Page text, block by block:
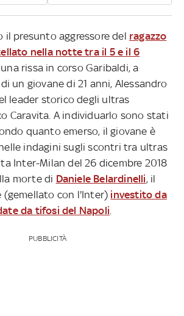
il presunto aggressore del ragazzo
nella notte tra il 5 e il 6
rissa in corso Garibaldi, a
un giovane di 21 anni, Alessandro
leader storico degli ultras
Caravita. A individuarlo sono stati
quanto emerso, il giovane è
indagini sugli scontri tra ultras
Inter-Milan del 26 dicembre 2018
morte di Daniele Belardinelli, il
(gemellato con l'Inter) investito da
da tifosi del Napoli
PUBBLICITÀ